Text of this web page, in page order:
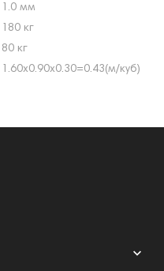
1.0 мм
180 кг
80 кг
1.60х0.90х0.30=0.43(м/куб)
